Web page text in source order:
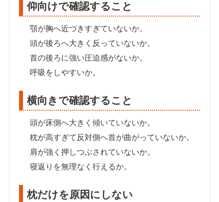
仰向けで確認すること
顎が胸へ近づきすぎていないか。
頭が後ろへ大きく反っていないか。
首の後ろに強い圧迫感がないか。
呼吸をしやすいか。
横向きで確認すること
頭が床側へ大きく傾いていないか。
枕が高すぎて反対側へ首が曲がっていないか。
肩が強く押しつぶされていないか。
寝返りを無理なく行えるか。
枕だけを原因にしない